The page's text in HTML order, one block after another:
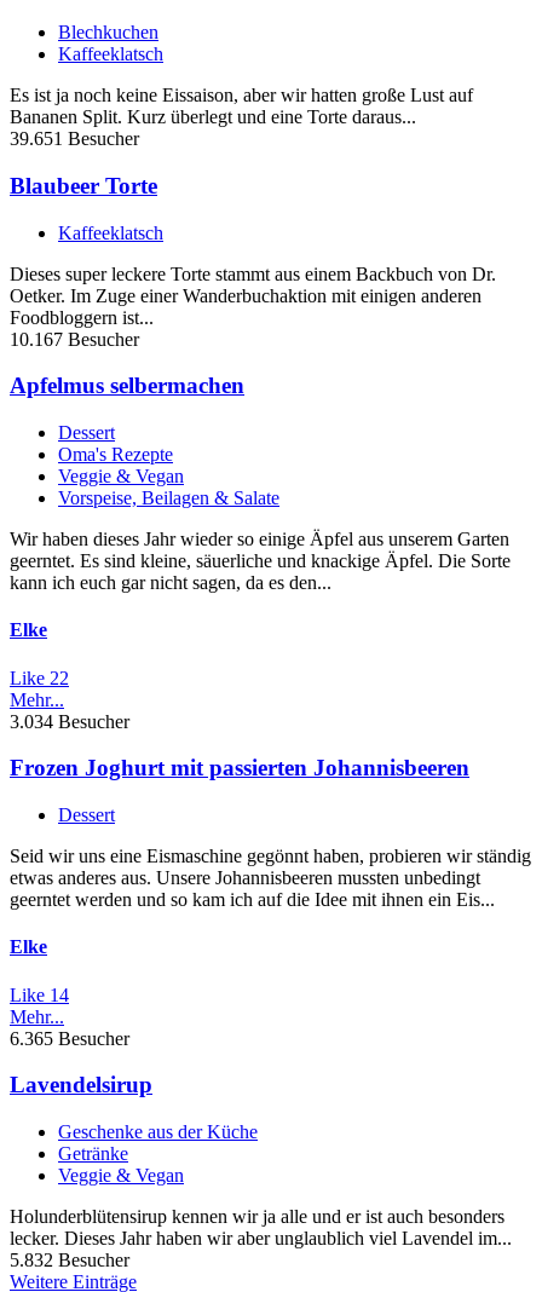
Blechkuchen
Kaffeeklatsch
Es ist ja noch keine Eissaison, aber wir hatten große Lust auf
Bananen Split. Kurz überlegt und eine Torte daraus...
39.651 Besucher
Blaubeer Torte
Kaffeeklatsch
Dieses super leckere Torte stammt aus einem Backbuch von Dr.
Oetker. Im Zuge einer Wanderbuchaktion mit einigen anderen
Foodbloggern ist...
10.167 Besucher
Apfelmus selbermachen
Dessert
Oma's Rezepte
Veggie & Vegan
Vorspeise, Beilagen & Salate
Wir haben dieses Jahr wieder so einige Äpfel aus unserem Garten
geerntet. Es sind kleine, säuerliche und knackige Äpfel. Die Sorte
kann ich euch gar nicht sagen, da es den...
Elke
Like 22
Mehr...
3.034 Besucher
Frozen Joghurt mit passierten Johannisbeeren
Dessert
Seid wir uns eine Eismaschine gegönnt haben, probieren wir ständig
etwas anderes aus. Unsere Johannisbeeren mussten unbedingt
geerntet werden und so kam ich auf die Idee mit ihnen ein Eis...
Elke
Like 14
Mehr...
6.365 Besucher
Lavendelsirup
Geschenke aus der Küche
Getränke
Veggie & Vegan
Holunderblütensirup kennen wir ja alle und er ist auch besonders
lecker. Dieses Jahr haben wir aber unglaublich viel Lavendel im...
5.832 Besucher
Weitere Einträge